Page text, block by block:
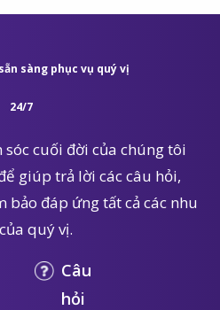
sàng phục vụ quý vị
24/7
sóc cuối đời của chúng tôi
giúp trả lời các câu hỏi,
bảo đáp ứng tất cả các nhu
quý vị.
Câu
hỏi